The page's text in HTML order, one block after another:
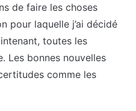
de faire les choses
pour laquelle j’ai décidé
toutes les
Les bonnes nouvelles
comme les